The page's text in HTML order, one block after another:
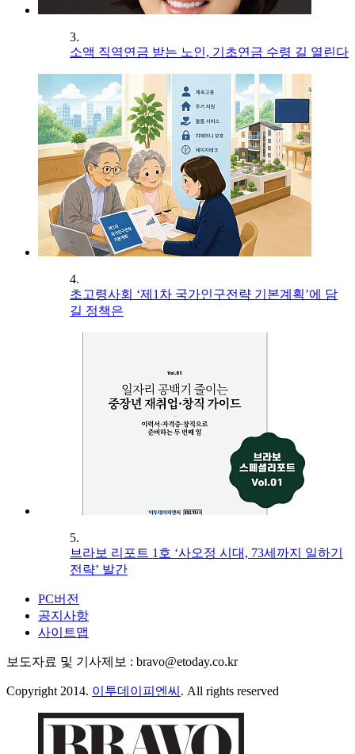
3.
소액 직역연금 받는 노인, 기초연금 수령 길 열린다
4.
초고령사회 ‘제1차 국가인구전략 기본계획’에 담
길 정책은
5.
브라보 리포트 1호 ‘사오정 시대, 73세까지 일하기
전략’ 발간
PC버전
공지사항
사이트맵
보도자료 및 기사제보 : bravo@etoday.co.kr
Copyright 2014. 이투데이피엔씨 . All rights reserved